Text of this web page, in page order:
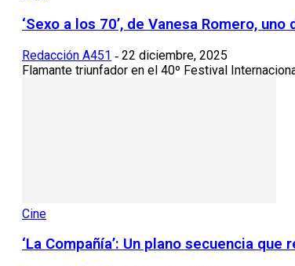
‘Sexo a los 70’, de Vanesa Romero,
Redacción A451 - 22 diciembre, 2025
Flamante triunfador en el 40º Festival
Cine
‘La Compañía’: Un plano secuencia que